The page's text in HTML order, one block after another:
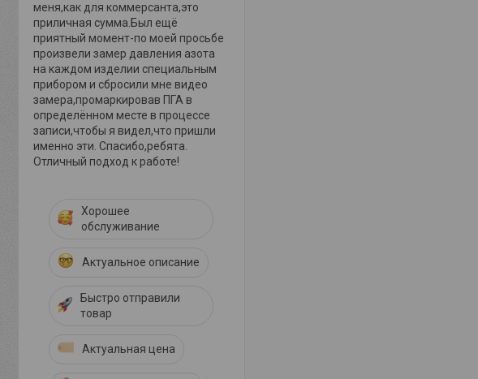
меня,как для коммерсанта,это
приличная сумма.Был ещё
приятный момент-по моей просьбе
произвели замер давления азота
на каждом изделии специальным
прибором и сбросили мне видео
замера,промаркировав ПГА в
определённом месте в процессе
записи,чтобы я видел,что пришли
именно эти. Спасибо,ребята.
Отличный подход к работе!
Хорошее
обслуживание
Актуальное описание
Быстро отправили
товар
Актуальная цена